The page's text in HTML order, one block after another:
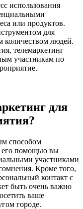
использования
или продуктов.
для
количеством людей.
телемаркетинг
участникам по
для
способом
его помощью вы
участниками
Кроме того,
контакт с
быть очень важно
ваше
городе.